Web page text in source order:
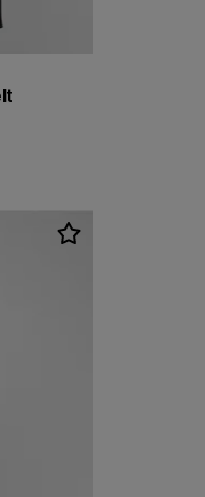
315,00 DKK